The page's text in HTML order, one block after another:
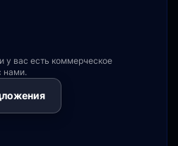
у вас есть коммерческое
нами.